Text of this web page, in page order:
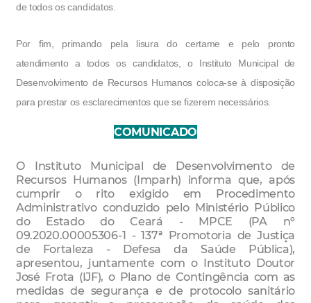
de todos os candidatos.
Por fim, primando pela lisura do certame e pelo pronto
atendimento a todos os candidatos, o Instituto Municipal de
Desenvolvimento de Recursos Humanos coloca-se à disposição
para prestar os esclarecimentos que se fizerem necessários.
COMUNICADO
O Instituto Municipal de Desenvolvimento de
Recursos Humanos (Imparh) informa que, após
cumprir o rito exigido em Procedimento
Administrativo conduzido pelo Ministério Público
do Estado do Ceará - MPCE (PA nº
09.2020.00005306-1 - 137ª Promotoria de Justiça
de Fortaleza - Defesa da Saúde Pública),
apresentou, juntamente com o Instituto Doutor
José Frota (IJF), o Plano de Contingência com as
medidas de segurança e de protocolo sanitário